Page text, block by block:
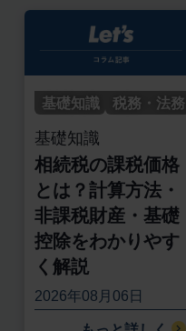
基礎知識 税務・法務
基礎知識
相続税の課税価格
とは？計算方法・
非課税財産・基礎
控除をわかりやす
く解説
2026年08月06日